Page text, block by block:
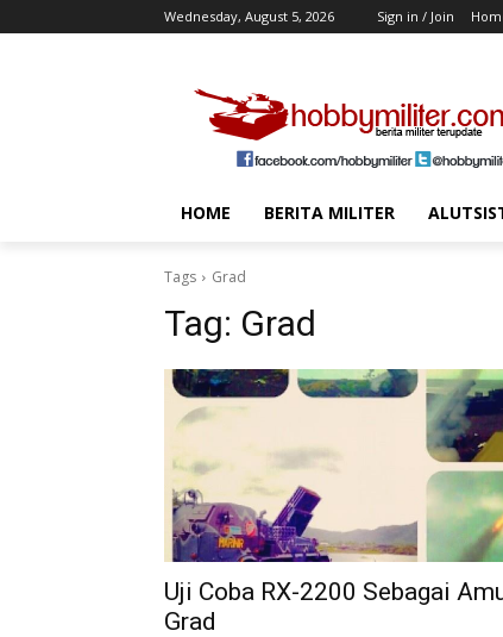
Wednesday, August 5, 2026 Sign in / Join
HOME BERITA MILITER
Tags Grad
Tag: Grad
Uji Coba RX-2200 Sebagai
Grad